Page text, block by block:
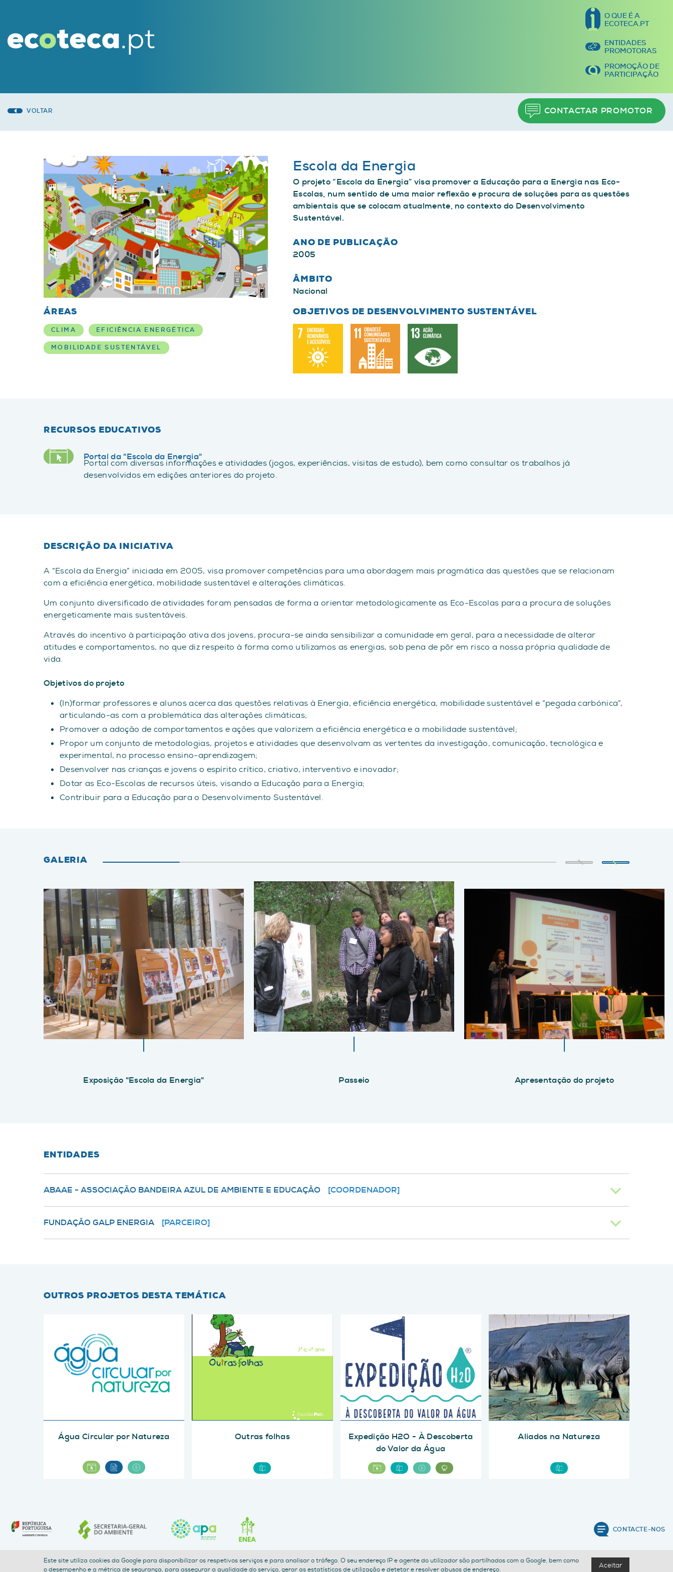
O QUE É A
ECOTECA.PT
ENTIDADES
PROMOTORAS
PROMOÇÃO DE
PARTICIPAÇÃO
VOLTAR CONTACTAR PROMOTOR
Escola da Energia
O projeto “Escola da Energia” visa promover a Educação para a Energia nas Eco-
Escolas, num sentido de uma maior reflexão e procura de soluções para as questões
ambientais que se colocam atualmente, no contexto do Desenvolvimento
Sustentável.
ANO DE PUBLICAÇÃO
2005
ÂMBITO
Nacional
ÁREAS
CLIMA EFICIÊNCIA ENERGÉTICA
MOBILIDADE SUSTENTÁVEL
OBJETIVOS DE DESENVOLVIMENTO SUSTENTÁVEL
RECURSOS EDUCATIVOS
Portal da "Escola da Energia"
Portal com diversas informações e atividades (jogos, experiências, visitas de estudo), bem como consultar os trabalhos já
desenvolvidos em edições anteriores do projeto.
DESCRIÇÃO DA INICIATIVA
A “Escola da Energia” iniciada em 2005, visa promover competências para uma abordagem mais pragmática das questões que se relacionam
com a eficiência energética, mobilidade sustentável e alterações climáticas.
Um conjunto diversificado de atividades foram pensadas de forma a orientar metodologicamente as Eco-Escolas para a procura de soluções
energeticamente mais sustentáveis.
Através do incentivo à participação ativa dos jovens, procura-se ainda sensibilizar a comunidade em geral, para a necessidade de alterar
atitudes e comportamentos, no que diz respeito à forma como utilizamos as energias, sob pena de pôr em risco a nossa própria qualidade de
vida.
Objetivos do projeto
(In)formar professores e alunos acerca das questões relativas à Energia, eficiência energética, mobilidade sustentável e “pegada carbónica”,
articulando-as com a problemática das alterações climáticas;
Promover a adoção de comportamentos e ações que valorizem a eficiência energética e a mobilidade sustentável;
Propor um conjunto de metodologias, projetos e atividades que desenvolvam as vertentes da investigação, comunicação, tecnológica e
experimental, no processo ensino-aprendizagem;
Desenvolver nas crianças e jovens o espírito crítico, criativo, interventivo e inovador;
Dotar as Eco-Escolas de recursos úteis, visando a Educação para a Energia;
Contribuir para a Educação para o Desenvolvimento Sustentável.
GALERIA
Exposição "Escola da Energia" Passeio Apresentação do projeto
ENTIDADES
ABAAE - ASSOCIAÇÃO BANDEIRA AZUL DE AMBIENTE E EDUCAÇÃO [COORDENADOR]
FUNDAÇÃO GALP ENERGIA [PARCEIRO]
OUTROS PROJETOS DESTA TEMÁTICA
Água Circular por Natureza Outras folhas
Expedição H2O - À Descoberta
do Valor da Água
Aliados na Natureza
CONTACTE-NOS
POLÍTICA DE PRIVACIDADETERMOS E CONDIÇÕESACESSIBILIDADE
Este site utiliza cookies da Google para disponibilizar os respetivos serviços e para analisar o tráfego. O seu endereço IP e agente do utilizador são partilhados com a Google, bem como
o desempenho e a métrica de segurança, para assegurar a qualidade do serviço, gerar as estatísticas de utilização e detetar e resolver abusos de endereço.
Aceitar